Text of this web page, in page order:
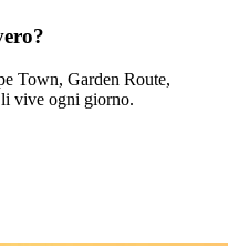
Town, Garden Route,
vive ogni giorno.